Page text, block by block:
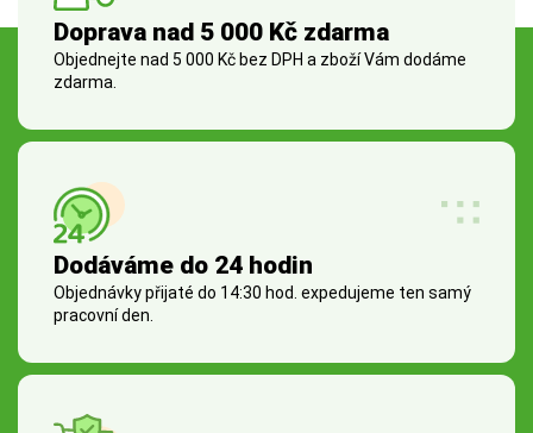
Doprava nad 5 000 Kč zdarma
Objednejte nad 5 000 Kč bez DPH a zboží Vám dodáme
zdarma.
Dodáváme do 24 hodin
Objednávky přijaté do 14:30 hod. expedujeme ten samý
pracovní den.